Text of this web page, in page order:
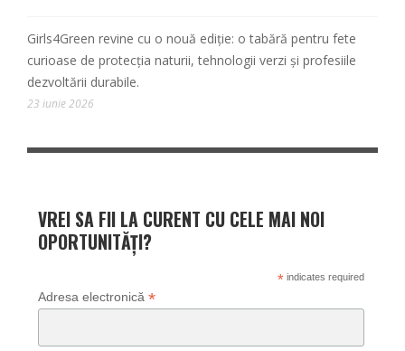
Girls4Green revine cu o nouă ediție: o tabără pentru fete
curioase de protecția naturii, tehnologii verzi și profesiile
dezvoltării durabile.
23 iunie 2026
VREI SA FII LA CURENT CU CELE MAI NOI
OPORTUNITĂȚI?
*indicates required
Adresa electronică *